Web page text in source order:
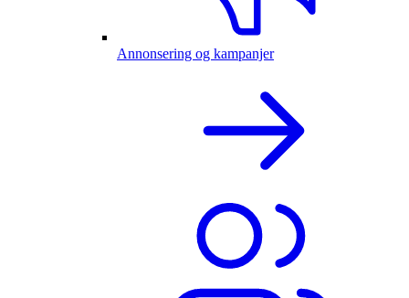
Annonsering og kampanjer